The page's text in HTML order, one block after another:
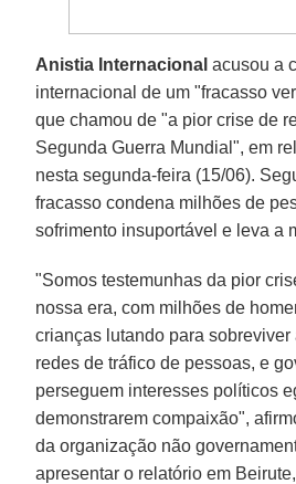
Anistia Internacional acusou a
internacional de um "fracasso
que chamou de "a pior crise de
Segunda Guerra Mundial", em
nesta segunda-feira (15/06).
fracasso condena milhões de
sofrimento insuportável e leva a
"Somos testemunhas da pior
nossa era, com milhões de
crianças lutando para sobreviver
redes de tráfico de pessoas, e
perseguem interesses políticos
demonstrarem compaixão",
da organização não
apresentar o relatório em